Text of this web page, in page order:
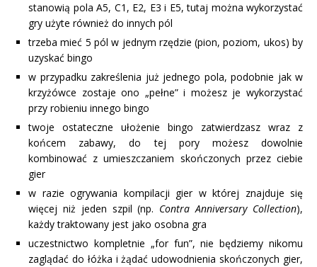
stanowią pola A5, C1, E2, E3 i E5, tutaj można wykorzystać
gry użyte również do innych pól
trzeba mieć 5 pól w jednym rzędzie (pion, poziom, ukos) by
uzyskać bingo
w przypadku zakreślenia już jednego pola, podobnie jak w
krzyżówce zostaje ono „pełne” i możesz je wykorzystać
przy robieniu innego bingo
twoje ostateczne ułożenie bingo zatwierdzasz wraz z
końcem zabawy, do tej pory możesz dowolnie
kombinować z umieszczaniem skończonych przez ciebie
gier
w razie ogrywania kompilacji gier w której znajduje się
więcej niż jeden szpil (np. Contra Anniversary Collection),
każdy traktowany jest jako osobna gra
uczestnictwo kompletnie „for fun”, nie będziemy nikomu
zaglądać do łóżka i żądać udowodnienia skończonych gier,